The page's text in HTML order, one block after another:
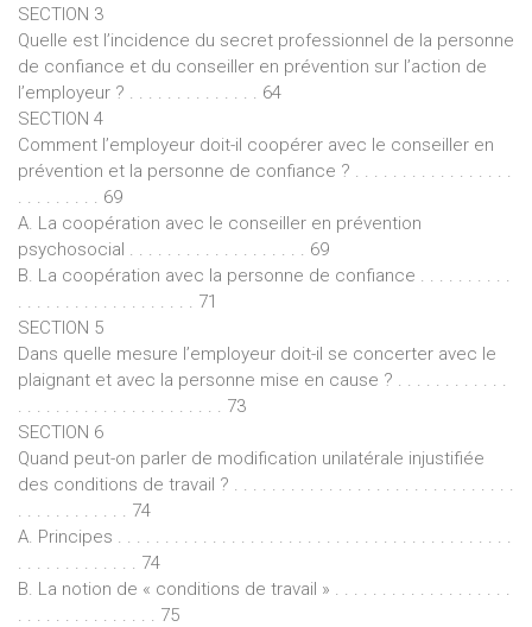
SECTION 3
Quelle est l’incidence du secret professionnel de la personne
de confiance et du conseiller en prévention sur l’action de
l’employeur ? . . . . . . . . . . . . . . 64
SECTION 4
Comment l’employeur doit-il coopérer avec le conseiller en
prévention et la personne de confiance ? . . . . . . . . . . . . . . . . .
. . . . . . . . . 69
A. La coopération avec le conseiller en prévention
psychosocial . . . . . . . . . . . . . . . . . . . 69
B. La coopération avec la personne de confiance . . . . . . . . . .
. . . . . . . . . . . . . . . . . . . 71
SECTION 5
Dans quelle mesure l’employeur doit-il se concerter avec le
plaignant et avec la personne mise en cause ? . . . . . . . . . . . .
. . . . . . . . . . . . . . . . . . . . . . 73
SECTION 6
Quand peut-on parler de modification unilatérale injustifiée
des conditions de travail ? . . . . . . . . . . . . . . . . . . . . . . . . . . . . . .
. . . . . . . . . . . . 74
A. Principes . . . . . . . . . . . . . . . . . . . . . . . . . . . . . . . . . . . . . . . . . .
. . . . . . . . . . . . . 74
B. La notion de « conditions de travail » . . . . . . . . . . . . . . . . . . .
. . . . . . . . . . . . . . . 75